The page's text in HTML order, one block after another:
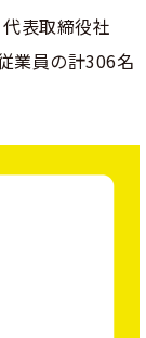
表取締役社
業員の計306名